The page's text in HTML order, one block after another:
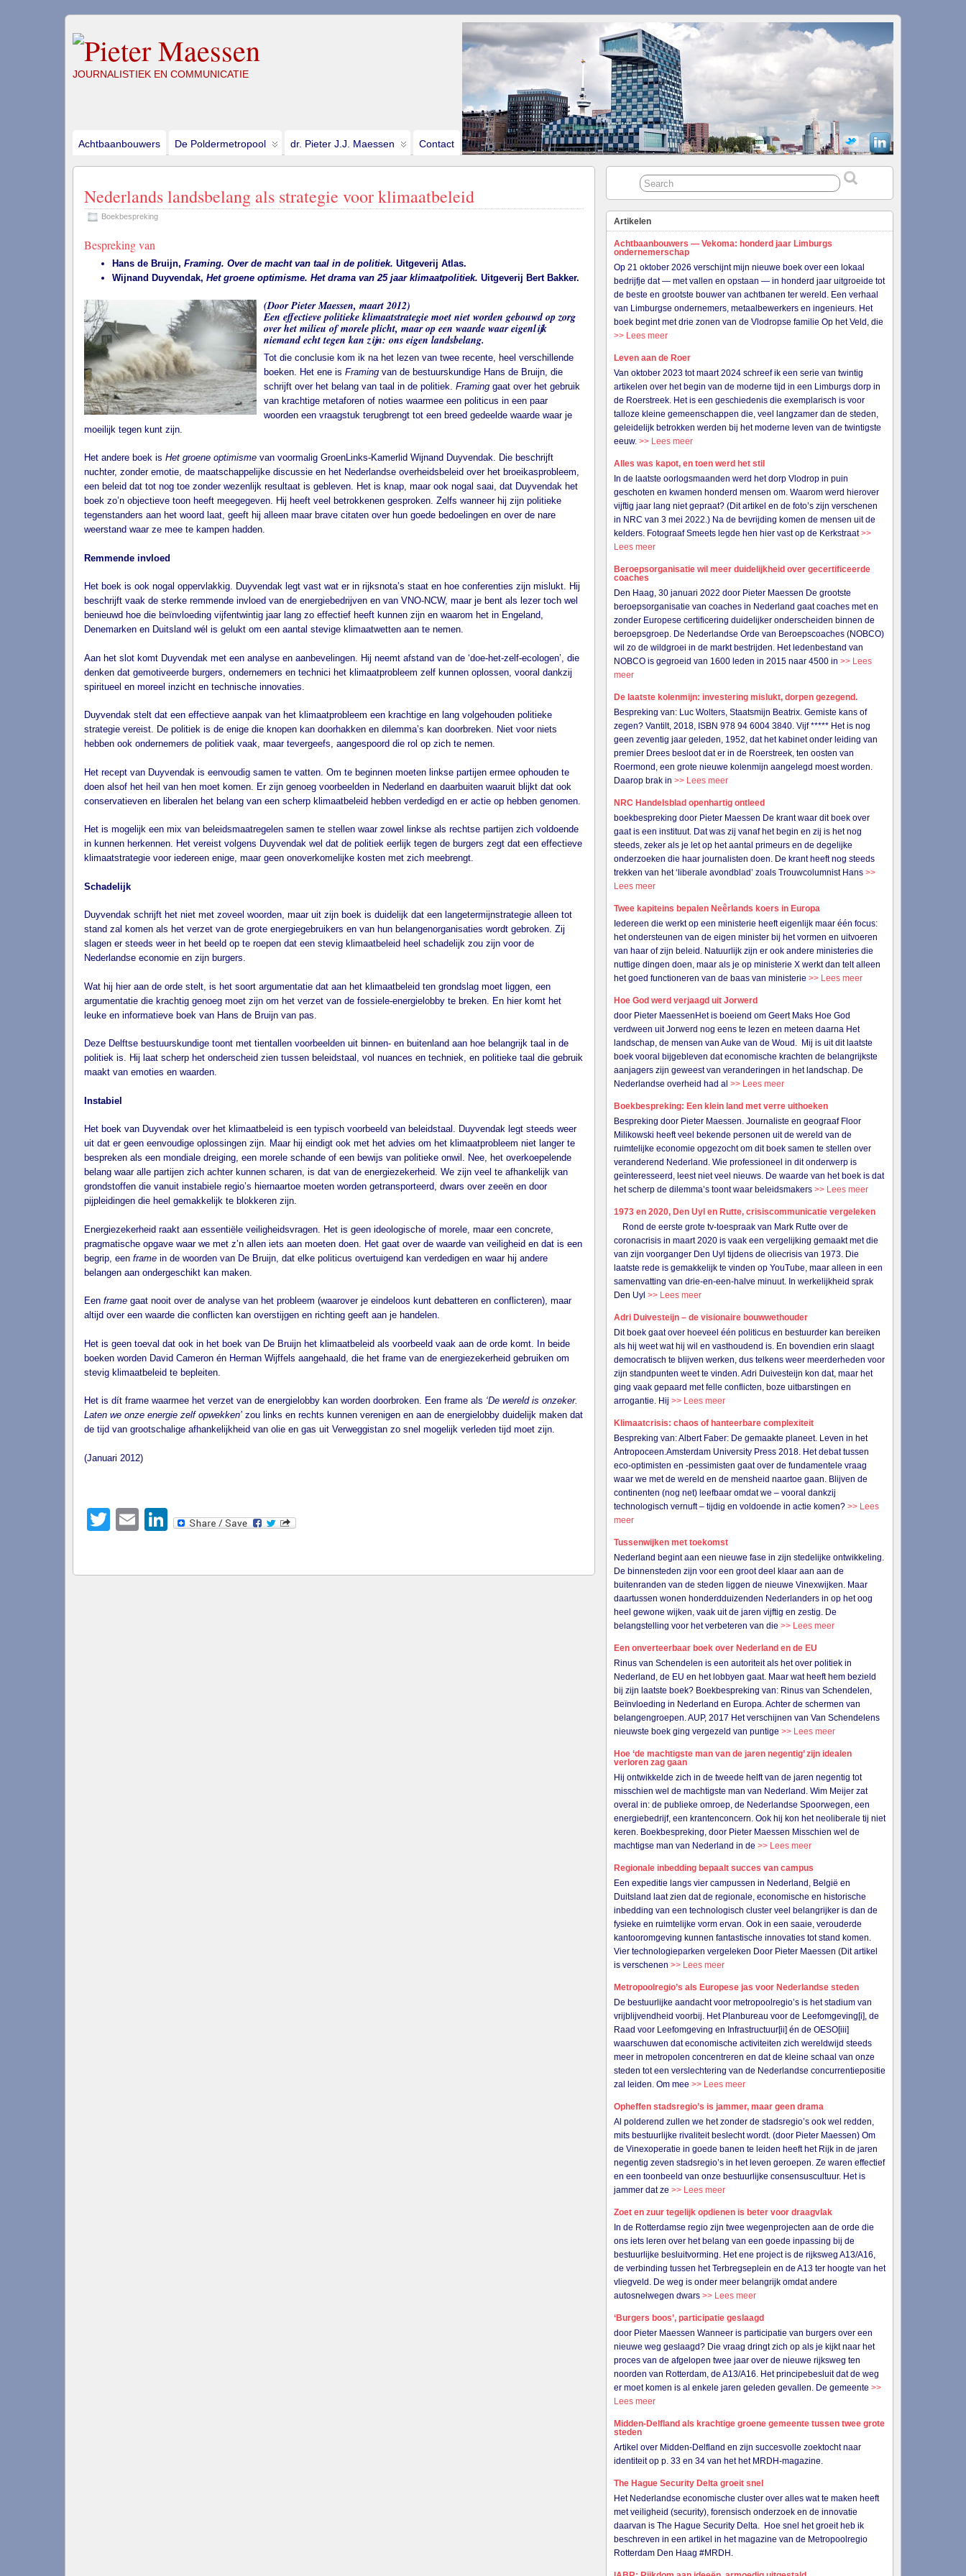
JOURNALISTIEK EN COMMUNICATIE
Achtbaanbouwers De Poldermetropool dr. Pieter J.J. Maessen Contact
Nederlands landsbelang als strategie voor klimaatbeleid
Boekbespreking
Bespreking van
Hans de Bruijn,Framing. Over de macht van taal in de politiek. Uitgeverij Atlas.
Wijnand Duyvendak,Het groene optimisme. Het drama van 25 jaar klimaatpolitiek. Uitgeverij Bert Bakker.
(Door Pieter Maessen, maart 2012)
Een effectieve politieke klimaatstrategie moet niet worden gebouwd op zorg
over het milieu of morele plicht, maar op een waarde waar eigenlijk
niemand echt tegen kan zijn: ons eigen landsbelang.
Tot die conclusie kom ik na het lezen van twee recente, heel verschillende
boeken. Het ene is Framingvan de bestuurskundige Hans de Bruijn, die
schrijft over het belang van taal in de politiek. Framinggaat over het gebruik
van krachtige metaforen of noties waarmee een politicus in een paar
woorden een vraagstuk terugbrengt tot een breed gedeelde waarde waar je
moeilijk tegen kunt zijn.
Het andere boek is Het groene optimismevan voormalig GroenLinks-Kamerlid Wijnand Duyvendak. Die beschrijft
nuchter, zonder emotie, de maatschappelijke discussie en het Nederlandse overheidsbeleid over het broeikasprobleem,
een beleid dat tot nog toe zonder wezenlijk resultaat is gebleven. Het is knap, maar ook nogal saai, dat Duyvendak het
boek zo’n objectieve toon heeft meegegeven. Hij heeft veel betrokkenen gesproken. Zelfs wanneer hij zijn politieke
tegenstanders aan het woord laat, geeft hij alleen maar brave citaten over hun goede bedoelingen en over de nare
weerstand waar ze mee te kampen hadden.
Remmende invloed
Het boek is ook nogal oppervlakkig. Duyvendak legt vast wat er in rijksnota’s staat en hoe conferenties zijn mislukt. Hij
beschrijft vaak de sterke remmende invloed van de energiebedrijven en van VNO-NCW, maar je bent als lezer toch wel
benieuwd hoe die beïnvloeding vijfentwintig jaar lang zo effectief heeft kunnen zijn en waarom het in Engeland,
Denemarken en Duitsland wél is gelukt om een aantal stevige klimaatwetten aan te nemen.
Aan het slot komt Duyvendak met een analyse en aanbevelingen. Hij neemt afstand van de ‘doe-het-zelf-ecologen’, die
denken dat gemotiveerde burgers, ondernemers en technici het klimaatprobleem zelf kunnen oplossen, vooral dankzij
spiritueel en moreel inzicht en technische innovaties.
Duyvendak stelt dat een effectieve aanpak van het klimaatprobleem een krachtige en lang volgehouden politieke
strategie vereist. De politiek is de enige die knopen kan doorhakken en dilemma’s kan doorbreken. Niet voor niets
hebben ook ondernemers de politiek vaak, maar tevergeefs, aangespoord die rol op zich te nemen.
Het recept van Duyvendak is eenvoudig samen te vatten. Om te beginnen moeten linkse partijen ermee ophouden te
doen alsof het heil van hen moet komen. Er zijn genoeg voorbeelden in Nederland en daarbuiten waaruit blijkt dat ook
conservatieven en liberalen het belang van een scherp klimaatbeleid hebben verdedigd en er actie op hebben genomen.
Het is mogelijk een mix van beleidsmaatregelen samen te stellen waar zowel linkse als rechtse partijen zich voldoende
in kunnen herkennen. Het vereist volgens Duyvendak wel dat de politiek eerlijk tegen de burgers zegt dat een effectieve
klimaatstrategie voor iedereen enige, maar geen onoverkomelijke kosten met zich meebrengt.
Schadelijk
Duyvendak schrijft het niet met zoveel woorden, maar uit zijn boek is duidelijk dat een langetermijnstrategie alleen tot
stand zal komen als het verzet van de grote energiegebruikers en van hun belangenorganisaties wordt gebroken. Zij
slagen er steeds weer in het beeld op te roepen dat een stevig klimaatbeleid heel schadelijk zou zijn voor de
Nederlandse economie en zijn burgers.
Wat hij hier aan de orde stelt, is het soort argumentatie dat aan het klimaatbeleid ten grondslag moet liggen, een
argumentatie die krachtig genoeg moet zijn om het verzet van de fossiele-energielobby te breken. En hier komt het
leuke en informatieve boek van Hans de Bruijn van pas.
Deze Delftse bestuurskundige toont met tientallen voorbeelden uit binnen- en buitenland aan hoe belangrijk taal in de
politiek is. Hij laat scherp het onderscheid zien tussen beleidstaal, vol nuances en techniek, en politieke taal die gebruik
maakt van emoties en waarden.
Instabiel
Het boek van Duyvendak over het klimaatbeleid is een typisch voorbeeld van beleidstaal. Duyvendak legt steeds weer
uit dat er geen eenvoudige oplossingen zijn. Maar hij eindigt ook met het advies om het klimaatprobleem niet langer te
bespreken als een mondiale dreiging, een morele schande of een bewijs van politieke onwil. Nee, het overkoepelende
belang waar alle partijen zich achter kunnen scharen, is dat van de energiezekerheid. We zijn veel te afhankelijk van
grondstoffen die vanuit instabiele regio’s hiernaartoe moeten worden getransporteerd, dwars over zeeën en door
pijpleidingen die heel gemakkelijk te blokkeren zijn.
Energiezekerheid raakt aan essentiële veiligheidsvragen. Het is geen ideologische of morele, maar een concrete,
pragmatische opgave waar we met z’n allen iets aan moeten doen. Het gaat over de waarde van veiligheid en dat is een
begrip, een framein de woorden van De Bruijn, dat elke politicus overtuigend kan verdedigen en waar hij andere
belangen aan ondergeschikt kan maken.
Een framegaat nooit over de analyse van het probleem (waarover je eindeloos kunt debatteren en conflicteren), maar
altijd over een waarde die conflicten kan overstijgen en richting geeft aan je handelen.
Het is geen toeval dat ook in het boek van De Bruijn het klimaatbeleid als voorbeeld vaak aan de orde komt. In beide
boeken worden David Cameron én Herman Wijffels aangehaald, die het frame van de energiezekerheid gebruiken om
stevig klimaatbeleid te bepleiten.
Het is dít frame waarmee het verzet van de energielobby kan worden doorbroken. Een frame als ‘De wereld is onzeker.
Laten we onze energie zelf opwekken’zou links en rechts kunnen verenigen en aan de energielobby duidelijk maken dat
de tijd van grootschalige afhankelijkheid van olie en gas uit Verweggistan zo snel mogelijk verleden tijd moet zijn.
(Januari 2012)
Twitter
EmailLinkedIn
Artikelen
Achtbaanbouwers — Vekoma: honderd jaar Limburgs
ondernemerschap
Op 21 oktober 2026 verschijnt mijn nieuwe boek over een lokaal
bedrijfje dat — met vallen en opstaan — in honderd jaar uitgroeide tot
de beste en grootste bouwer van achtbanen ter wereld. Een verhaal
van Limburgse ondernemers, metaalbewerkers en ingenieurs. Het
boek begint met drie zonen van de Vlodropse familie Op het Veld, die
>> Lees meer
Leven aan de Roer
Van oktober 2023 tot maart 2024 schreef ik een serie van twintig
artikelen over het begin van de moderne tijd in een Limburgs dorp in
de Roerstreek. Het is een geschiedenis die exemplarisch is voor
talloze kleine gemeenschappen die, veel langzamer dan de steden,
geleidelijk betrokken werden bij het moderne leven van de twintigste
eeuw.>> Lees meer
Alles was kapot, en toen werd het stil
In de laatste oorlogsmaanden werd het dorp Vlodrop in puin
geschoten en kwamen honderd mensen om. Waarom werd hierover
vijftig jaar lang niet gepraat? (Dit artikel en de foto’s zijn verschenen
in NRC van 3 mei 2022.) Na de bevrijding komen de mensen uit de
kelders. Fotograaf Smeets legde hen hier vast op de Kerkstraat>>
Lees meer
Beroepsorganisatie wil meer duidelijkheid over gecertificeerde
coaches
Den Haag, 30 januari 2022 door Pieter Maessen De grootste
beroepsorganisatie van coaches in Nederland gaat coaches met en
zonder Europese certificering duidelijker onderscheiden binnen de
beroepsgroep. De Nederlandse Orde van Beroepscoaches (NOBCO)
wil zo de wildgroei in de markt bestrijden. Het ledenbestand van
NOBCO is gegroeid van 1600 leden in 2015 naar 4500 in>> Lees
meer
De laatste kolenmijn: investering mislukt, dorpen gezegend.
Bespreking van: Luc Wolters, Staatsmijn Beatrix. Gemiste kans of
zegen? Vantilt, 2018, ISBN 978 94 6004 3840. Vijf ***** Het is nog
geen zeventig jaar geleden, 1952, dat het kabinet onder leiding van
premier Drees besloot dat er in de Roerstreek, ten oosten van
Roermond, een grote nieuwe kolenmijn aangelegd moest worden.
Daarop brak in>> Lees meer
NRC Handelsblad openhartig ontleed
boekbespreking door Pieter Maessen De krant waar dit boek over
gaat is een instituut. Dat was zij vanaf het begin en zij is het nog
steeds, zeker als je let op het aantal primeurs en de degelijke
onderzoeken die haar journalisten doen. De krant heeft nog steeds
trekken van het ‘liberale avondblad’ zoals Trouwcolumnist Hans>>
Lees meer
Twee kapiteins bepalen Neêrlands koers in Europa
Iedereen die werkt op een ministerie heeft eigenlijk maar één focus:
het ondersteunen van de eigen minister bij het vormen en uitvoeren
van haar of zijn beleid. Natuurlijk zijn er ook andere ministeries die
nuttige dingen doen, maar als je op ministerie X werkt dan telt alleen
het goed functioneren van de baas van ministerie>> Lees meer
Hoe God werd verjaagd uit Jorwerd
door Pieter MaessenHet is boeiend om Geert Maks Hoe God
verdween uit Jorwerd nog eens te lezen en meteen daarna Het
landschap, de mensen van Auke van de Woud. Mij is uit dit laatste
boek vooral bijgebleven dat economische krachten de belangrijkste
aanjagers zijn geweest van veranderingen in het landschap. De
Nederlandse overheid had al>> Lees meer
Boekbespreking: Een klein land met verre uithoeken
Bespreking door Pieter Maessen. Journaliste en geograaf Floor
Milikowski heeft veel bekende personen uit de wereld van de
ruimtelijke economie opgezocht om dit boek samen te stellen over
veranderend Nederland. Wie professioneel in dit onderwerp is
geïnteresseerd, leest niet veel nieuws. De waarde van het boek is dat
het scherp de dilemma’s toont waar beleidsmakers>> Lees meer
1973 en 2020, Den Uyl en Rutte, crisiscommunicatie vergeleken
Rond de eerste grote tv-toespraak van Mark Rutte over de
coronacrisis in maart 2020 is vaak een vergelijking gemaakt met die
van zijn voorganger Den Uyl tijdens de oliecrisis van 1973. Die
laatste rede is gemakkelijk te vinden op YouTube, maar alleen in een
samenvatting van drie-en-een-halve minuut. In werkelijkheid sprak
Den Uyl>> Lees meer
Adri Duivesteijn – de visionaire bouwwethouder
Dit boek gaat over hoeveel één politicus en bestuurder kan bereiken
als hij weet wat hij wil en vasthoudend is. En bovendien erin slaagt
democratisch te blijven werken, dus telkens weer meerderheden voor
zijn standpunten weet te vinden. Adri Duivesteijn kon dat, maar het
ging vaak gepaard met felle conflicten, boze uitbarstingen en
arrogantie. Hij>> Lees meer
Klimaatcrisis: chaos of hanteerbare complexiteit
Bespreking van: Albert Faber: De gemaakte planeet. Leven in het
Antropoceen.Amsterdam University Press 2018. Het debat tussen
eco-optimisten en -pessimisten gaat over de fundamentele vraag
waar we met de wereld en de mensheid naartoe gaan. Blijven de
continenten (nog net) leefbaar omdat we – vooral dankzij
technologisch vernuft – tijdig en voldoende in actie komen?>> Lees
meer
Tussenwijken met toekomst
Nederland begint aan een nieuwe fase in zijn stedelijke ontwikkeling.
De binnensteden zijn voor een groot deel klaar aan aan de
buitenranden van de steden liggen de nieuwe Vinexwijken. Maar
daartussen wonen honderdduizenden Nederlanders in op het oog
heel gewone wijken, vaak uit de jaren vijftig en zestig. De
belangstelling voor het verbeteren van die>> Lees meer
Een onverteerbaar boek over Nederland en de EU
Rinus van Schendelen is een autoriteit als het over politiek in
Nederland, de EU en het lobbyen gaat. Maar wat heeft hem bezield
bij zijn laatste boek? Boekbespreking van: Rinus van Schendelen,
Beïnvloeding in Nederland en Europa. Achter de schermen van
belangengroepen. AUP, 2017 Het verschijnen van Van Schendelens
nieuwste boek ging vergezeld van puntige>> Lees meer
Hoe ‘de machtigste man van de jaren negentig’ zijn idealen
verloren zag gaan
Hij ontwikkelde zich in de tweede helft van de jaren negentig tot
misschien wel de machtigste man van Nederland. Wim Meijer zat
overal in: de publieke omroep, de Nederlandse Spoorwegen, een
energiebedrijf, een krantenconcern. Ook hij kon het neoliberale tij niet
keren. Boekbespreking, door Pieter Maessen Misschien wel de
machtigse man van Nederland in de>> Lees meer
Regionale inbedding bepaalt succes van campus
Een expeditie langs vier campussen in Nederland, België en
Duitsland laat zien dat de regionale, economische en historische
inbedding van een technologisch cluster veel belangrijker is dan de
fysieke en ruimtelijke vorm ervan. Ook in een saaie, verouderde
kantooromgeving kunnen fantastische innovaties tot stand komen.
Vier technologieparken vergeleken Door Pieter Maessen (Dit artikel
is verschenen>> Lees meer
Metropoolregio’s als Europese jas voor Nederlandse steden
De bestuurlijke aandacht voor metropoolregio’s is het stadium van
vrijblijvendheid voorbij. Het Planbureau voor de Leefomgeving[i], de
Raad voor Leefomgeving en Infrastructuur[ii] én de OESO[iii]
waarschuwen dat economische activiteiten zich wereldwijd steeds
meer in metropolen concentreren en dat de kleine schaal van onze
steden tot een verslechtering van de Nederlandse concurrentiepositie
zal leiden. Om mee>> Lees meer
Opheffen stadsregio’s is jammer, maar geen drama
Al polderend zullen we het zonder de stadsregio’s ook wel redden,
mits bestuurlijke rivaliteit beslecht wordt. (door Pieter Maessen) Om
de Vinexoperatie in goede banen te leiden heeft het Rijk in de jaren
negentig zeven stadsregio’s in het leven geroepen. Ze waren effectief
en een toonbeeld van onze bestuurlijke consensuscultuur. Het is
jammer dat ze>> Lees meer
Zoet en zuur tegelijk opdienen is beter voor draagvlak
In de Rotterdamse regio zijn twee wegenprojecten aan de orde die
ons iets leren over het belang van een goede inpassing bij de
bestuurlijke besluitvorming. Het ene project is de rijksweg A13/A16,
de verbinding tussen het Terbregseplein en de A13 ter hoogte van het
vliegveld. De weg is onder meer belangrijk omdat andere
autosnelwegen dwars>> Lees meer
‘Burgers boos’, participatie geslaagd
door Pieter Maessen Wanneer is participatie van burgers over een
nieuwe weg geslaagd? Die vraag dringt zich op als je kijkt naar het
proces van de afgelopen twee jaar over de nieuwe rijksweg ten
noorden van Rotterdam, de A13/A16. Het principebesluit dat de weg
er moet komen is al enkele jaren geleden gevallen. De gemeente>>
Lees meer
Midden-Delfland als krachtige groene gemeente tussen twee grote
steden
Artikel over Midden-Delfland en zijn succesvolle zoektocht naar
identiteit op p. 33 en 34 van het het MRDH-magazine.
The Hague Security Delta groeit snel
Het Nederlandse economische cluster over alles wat te maken heeft
met veiligheid (security), forensisch onderzoek en de innovatie
daarvan is The Hague Security Delta. Hoe snel het groeit heb ik
beschreven in een artikel in het magazine van de Metropoolregio
Rotterdam Den Haag #MRDH.